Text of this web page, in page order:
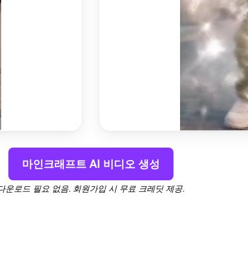
마인크래프트 AI 비디오 생성
운로드 필요 없음. 회원가입 시 무료 크레딧 제공.